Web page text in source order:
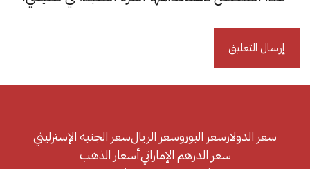
سعر الدولارسعر اليوروسعر الريالسعر الجنيه الإسترليني
سعر الدرهم الإماراتيأسعار الذهب